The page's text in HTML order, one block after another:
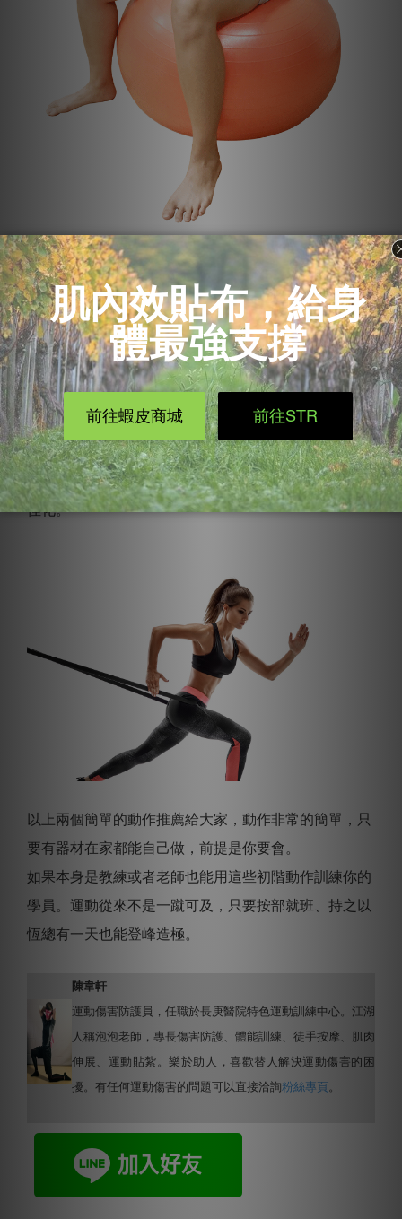
「彈力帶絞鏈hip hinge」
○為什麼要練這個？
髖關節的活動主要仰賴著屈髖肌、臀肌、腿後肌，無論
是絞鏈運動、硬舉家族、深蹲系列都會要求類似的屁股
操作。在挑戰高階動作之前不妨先利用彈力帶來練習絞
鏈或是模擬硬舉動作，除了能避免錯誤發力外，更能藉
由矢狀動作來刺激臀部肌肉發力，讓往後的訓練效果最
佳化。
以上兩個簡單的動作推薦給大家，動作非常的簡單，只
要有器材在家都能自己做，前提是你要會。
如果本身是教練或者老師也能用這些初階動作訓練你的
學員。運動從來不是一蹴可及，只要按部就班、持之以
恆總有一天也能登峰造極。
陳韋軒
運動傷害防護員，任職於長庚醫院特色運動訓練中心。 江湖
人稱泡泡老師， 專長傷害防護、體能訓練、徒手按摩、肌肉
伸展、運動貼紮。樂於助人，喜歡替人解決運動傷害的困
擾。有任何運動傷害的問題可以直接洽詢粉絲專頁